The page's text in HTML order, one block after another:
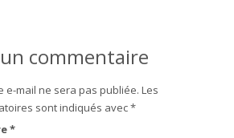
commentaire
e-mail ne sera pas publiée. Les
sont indiqués avec*
*